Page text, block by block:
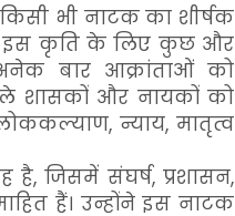
भी नाटक का शीर्षक
इस कृति के लिए कुछ और
बार आक्रांताओं को
शासकों और नायकों को
न्याय, मातृत्व
जिसमें संघर्ष, प्रशासन,
हैं। उन्होंने इस नाटक